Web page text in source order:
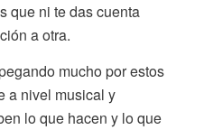
que ni te das cuenta
a otra.
mucho por estos
a nivel musical y
lo que hacen y lo que